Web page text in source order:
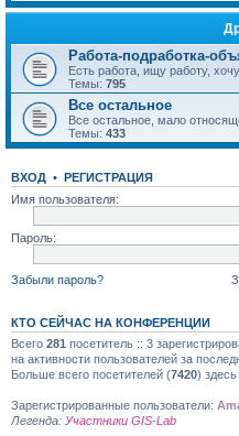
Работа-подработка-
Есть работа, ищу работу,
Темы: 795
Все остальное
Все остальное, мало
Темы: 433
ВХОД • РЕГИСТРАЦИЯ
Имя пользователя:
Пароль:
Забыли пароль?
КТО СЕЙЧАС НА КОНФЕРЕНЦИИ
Всего 281 посетитель :: 3
на активности пользователей за
Больше всего посетителей (7420)
Зарегистрированные пользователи:
Легенда: Участники GIS-Lab